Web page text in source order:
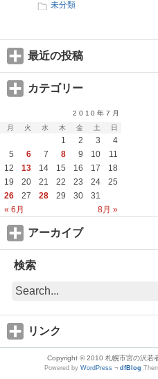
未分類
最近の投稿
カテゴリー
2010年7月
月
火 水 木 金 土 日
« 6月 8月 »
1 2 3
4
5
6 7 8 9 10
11
12
13 14 15 16 17
18
19
20 21 22 23 24
25
26
27 28 29 30 31
アーカイブ
検索
リンク
Copyright © 2010 札幌市宮の沢若
Powered by WordPress ¬ dfBlog